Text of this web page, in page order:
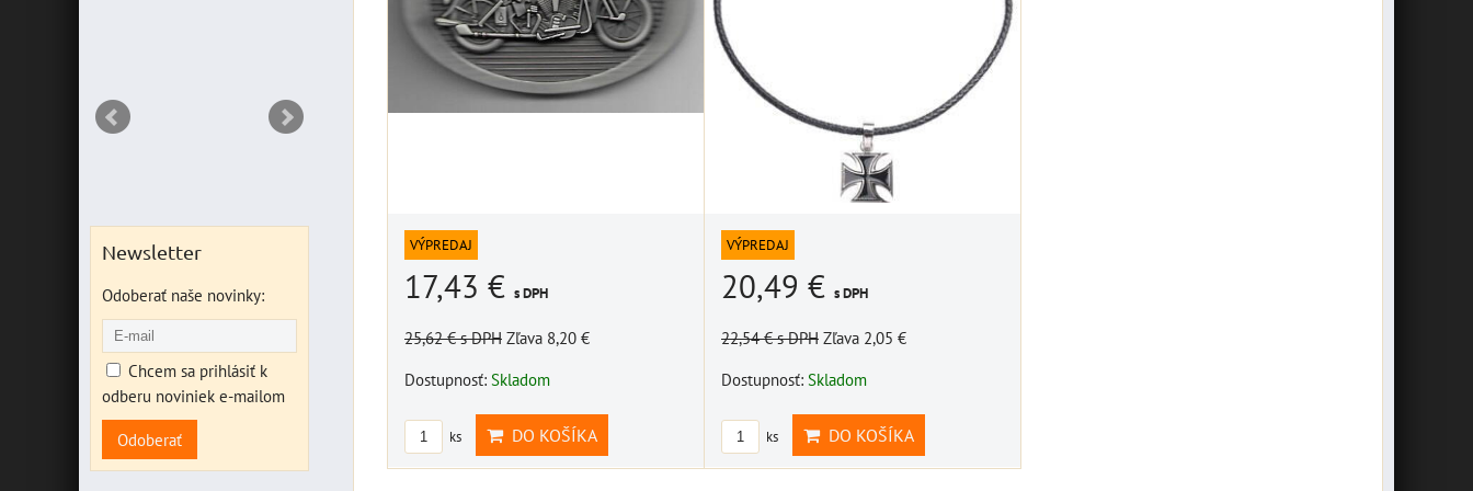
VÝPREDAJ
17,43 € s DPH
25,62 €s DPH Zľava 8,20 €
Dostupnosť: Skladom
ks DO KOŠÍKA
VÝPREDAJ
20,49 € s DPH
22,54 €s DPH Zľava 2,05 €
Dostupnosť: Skladom
ks DO KOŠÍKA
ks DO KOŠÍKA
Newsletter
Odoberať naše novinky:
Chcem sa prihlásiť k
odberu noviniek e-mailom
Odoberať